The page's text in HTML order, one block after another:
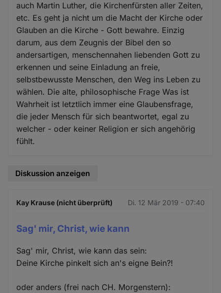
auch Martin Luther, die Kirchenfürsten aller Zeiten,
etc. Es geht ja nicht um die Macht der Kirche oder
Glauben an die Kirche - Gott bewahre. Einzig
darum, aus dem Zeugnis der Bibel den so
andersartigen, menschennahen liebenden Gott zu
erkennen und seine Einladung an freie,
selbstbewusste Menschen, den Weg ins Leben zu
wählen. Die alte, philosophische Frage Was ist
Wahrheit ist letztlich immer eine Glaubensfrage,
die jeder Mensch für sich beantwortet, egal zu
welcher - oder keiner Religion er sich angehörig
fühlt.
Diskussion anzeigen
Kay Krause (nicht überprüft) Di. 12 Mär 2019 - 07:40
Sag' mir, Christ, wie kann
Sag' mir, Christ, wie kann das sein:
Deine Kirche pinkelt sich an's eigne Bein?!
oder anders (frei nach CH. Morgenstern):